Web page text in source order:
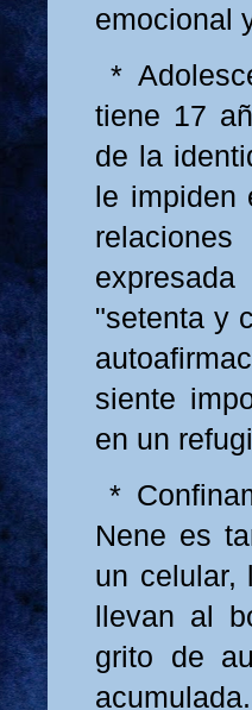
emocional
*
tiene 17
de la
le impiden
"setenta y
siente
en un
*
Nene es
un celular,
llevan al
grito de
acumulada.